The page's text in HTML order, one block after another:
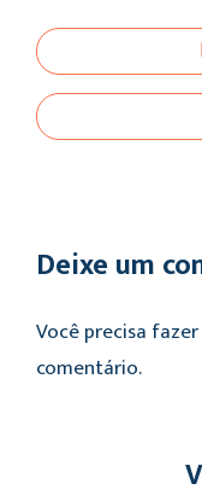
Deixe um
Você precisa
comentário.